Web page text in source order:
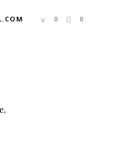
0 0